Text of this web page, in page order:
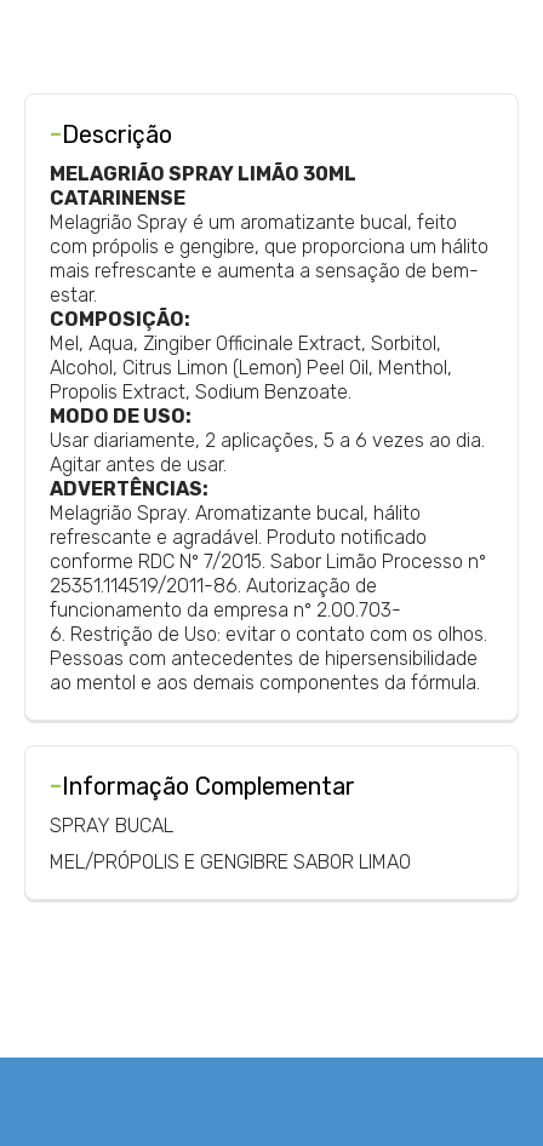
-Descrição
MELAGRIÃO SPRAY LIMÃO 30ML
CATARINENSE
Melagrião Spray é um aromatizante bucal, feito
com própolis e gengibre, que proporciona um hálito
mais refrescante e aumenta a sensação de bem-
estar.
COMPOSIÇÃO:
Mel, Aqua, Zingiber Officinale Extract, Sorbitol,
Alcohol, Citrus Limon (Lemon) Peel Oil, Menthol,
Propolis Extract, Sodium Benzoate.
MODO DE USO:
Usar diariamente, 2 aplicações, 5 a 6 vezes ao dia.
Agitar antes de usar.
ADVERTÊNCIAS:
Melagrião Spray. Aromatizante bucal, hálito
refrescante e agradável. Produto notificado
conforme RDC Nº 7/2015. Sabor Limão Processo nº
25351.114519/2011-86. Autorização de
funcionamento da empresa nº 2.00.703-
6. Restrição de Uso: evitar o contato com os olhos.
Pessoas com antecedentes de hipersensibilidade
ao mentol e aos demais componentes da fórmula.
-Informação Complementar
SPRAY BUCAL
MEL/PRÓPOLIS E GENGIBRE SABOR LIMAO